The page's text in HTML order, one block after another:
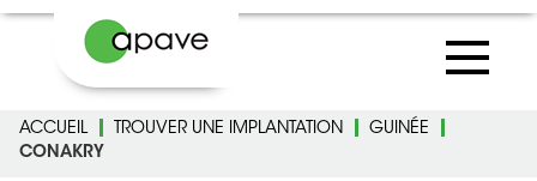
ACCUEIL TROUVER UNE IMPLANTATION
GUINÉE
CONAKRY